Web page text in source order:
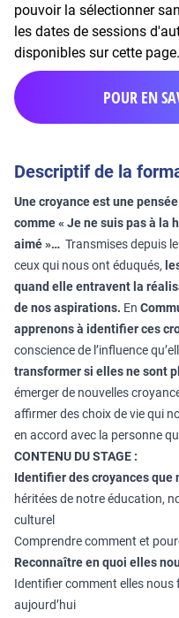
pouvoir la sélectionner
les dates de sessions
disponibles sur cette page.
POUR EN
Descriptif de la
Une croyance est une
comme « Je ne suis pas à la
aimé »… Transmises depuis
ceux qui nous ont éduqués,
quand elle entravent la
de nos aspirations. En
apprenons à identifier ces
conscience de l’influence
transformer si elles ne sont
émerger de nouvelles
affirmer des choix de vie qui
en accord avec la personne
CONTENU DU STAGE :
Identifier des croyances que
héritées de notre éducation,
culturel
Comprendre comment et
Reconnaître en quoi elles
Identifier comment elles nous
aujourd’hui